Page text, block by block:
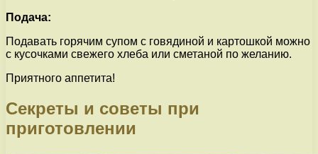
Подача:
Подавать горячим супом с говядиной и картошкой можно
с кусочками свежего хлеба или сметаной по желанию.
Приятного аппетита!
Секреты и советы при
приготовлении